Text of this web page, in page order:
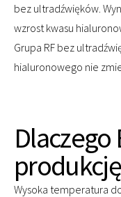
bez ultradźwięków.
wzrost kwasu
Grupa RF bez
hialuronowego nie
Dlaczego
Wysoka temperatura